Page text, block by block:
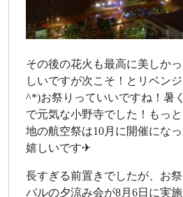
その後の花火も最高に美しか
しいですが次こそ！とリベン
^*)お祭りっていいですね！暑
で元気な小野寺でした！もっ
地の航空祭は10月に開催にな
嬉しいです✈
長すぎる前置きでしたが、お
パルの夕涼み会が8月6日に実施